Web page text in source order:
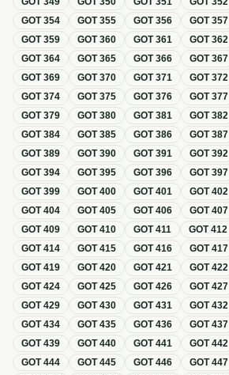
GOT354 GOT355 GOT356 GOT357
GOT359 GOT360 GOT361 GOT362
GOT364 GOT365 GOT366 GOT367
GOT369 GOT370 GOT371 GOT372
GOT374 GOT375 GOT376 GOT377
GOT379 GOT380 GOT381 GOT382
GOT384 GOT385 GOT386 GOT387
GOT389 GOT390 GOT391 GOT392
GOT394 GOT395 GOT396 GOT397
GOT399 GOT400 GOT401 GOT402
GOT404 GOT405 GOT406 GOT407
GOT409 GOT410 GOT411 GOT412
GOT414 GOT415 GOT416 GOT417
GOT419 GOT420 GOT421 GOT422
GOT424 GOT425 GOT426 GOT427
GOT429 GOT430 GOT431 GOT432
GOT434 GOT435 GOT436 GOT437
GOT439 GOT440 GOT441 GOT442
GOT444 GOT445 GOT446 GOT447